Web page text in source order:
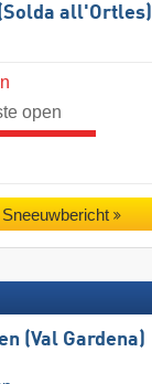
all'Ortles)
open
Sneeuwbericht
(Val Gardena)